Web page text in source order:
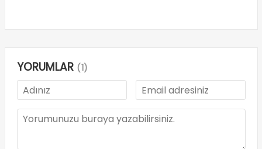
YORUMLAR (1)